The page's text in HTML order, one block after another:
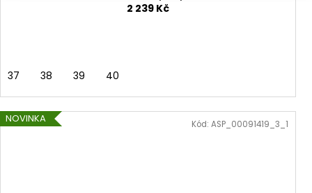
2 239 Kč
37 38 39 40
NOVINKA Kód: ASP_00091419_3_1